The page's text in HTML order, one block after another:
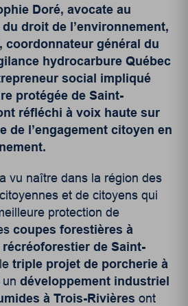
Doré, avocate au
droit de l’environnement,
coordonnateur général du
hydrocarbure Québec
social impliqué
protégée de Saint-
réfléchi à voix haute sur
de l’engagement citoyen en
vu naître dans la région des
et de citoyens qui
protection de
coupes forestières à
de Saint-
triple projet de porcherie à
undéveloppement industriel
à Trois-Rivières ont